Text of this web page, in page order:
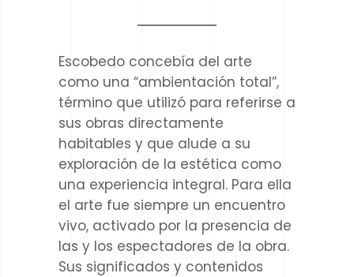
Escobedo concebía del arte
como una “ambientación total”,
término que utilizó para referirse a
sus obras directamente
habitables y que alude a su
exploración de la estética como
una experiencia integral. Para ella
el arte fue siempre un encuentro
vivo, activado por la presencia de
las y los espectadores de la obra.
Sus significados y contenidos